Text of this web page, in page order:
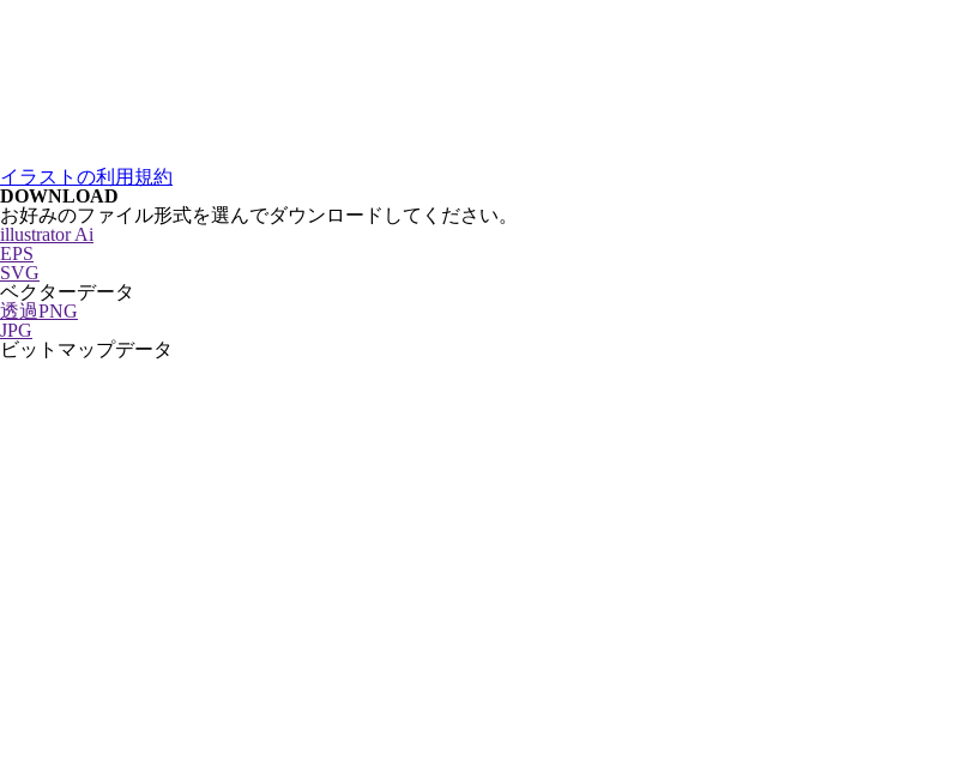
イラストの利用規約
DOWNLOAD
お好みのファイル形式を選んでダウンロードしてください。
illustrator Ai
EPS
SVG
ベクターデータ
透過PNG
JPG
ビットマップデータ